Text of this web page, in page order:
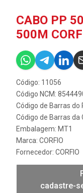
CABO PP
500M
Código: 11056
Código NCM:
Código de Barras
Código de Barras da
Embalagem: MT1
Marca: CORFIO
Fornecedor: CORFIO
cadastre-